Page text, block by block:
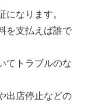
なります。
を支払えば誰で
てトラブルのな
出店停止などの